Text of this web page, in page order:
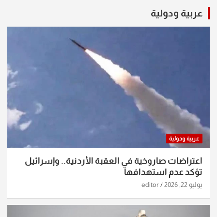
عربية ودولية
عربية ودولية
اعتراضات صاروخية في العقبة الأردنية.. وإسرائيل
تؤكد عدم استهدافها
يوليو 22, 2026 editor